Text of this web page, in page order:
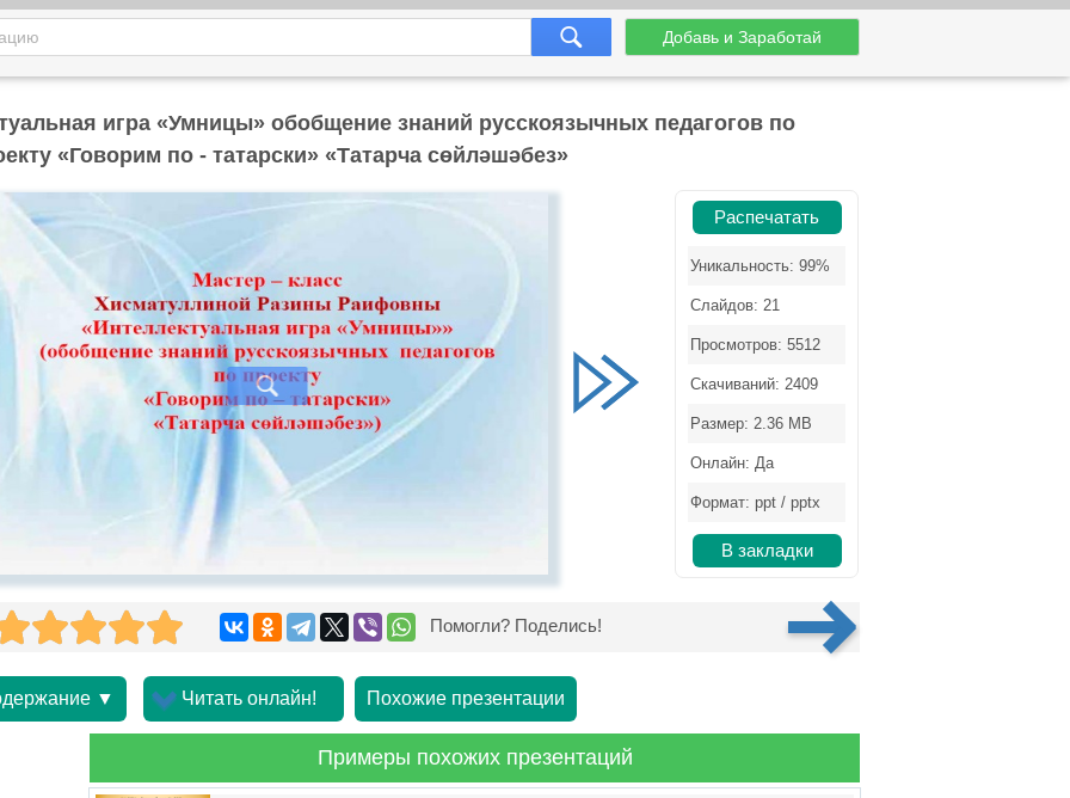
Добавь и Заработай
игра «Умницы» обобщение знаний русскоязычных педагогов по
«Говорим по - татарски» «Татарча сөйләшәбез»
Распечатать
Уникальность: 99%
Слайдов: 21
Просмотров: 5512
Скачиваний: 2409
Размер: 2.36 MB
Онлайн: Да
Формат: ppt / pptx
В закладки
Помогли? Поделись!
▼ Читать онлайн! Похожие презентации
Примеры похожих презентаций